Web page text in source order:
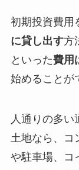
初期投資費用
に貸し出す方
といった費用
始めることが
人通りの多
土地なら、コ
や駐車場、コ